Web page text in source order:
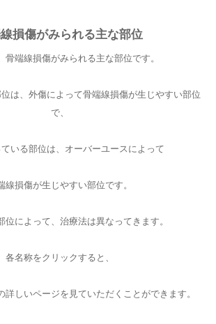
損傷がみられる主な部位
骨端線損傷がみられる主な部位です。
は、外傷によって骨端線損傷が生じやすい部位
で、
いる部位は、オーバーユースによって
線損傷が生じやすい部位です。
位によって、治療法は異なってきます。
各名称をクリックすると、
詳しいページを見ていただくことができます。